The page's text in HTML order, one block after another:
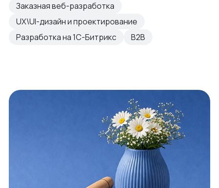
Заказная веб-разработка
UX\UI-дизайн и проектирование
Разработка на 1С-Битрикс
B2B